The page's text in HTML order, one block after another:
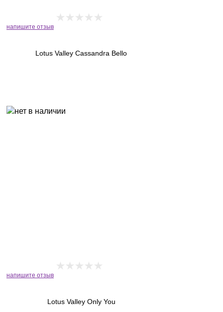
напишите отзыв
Lotus Valley Cassandra Bello
напишите отзыв
Lotus Valley Only You